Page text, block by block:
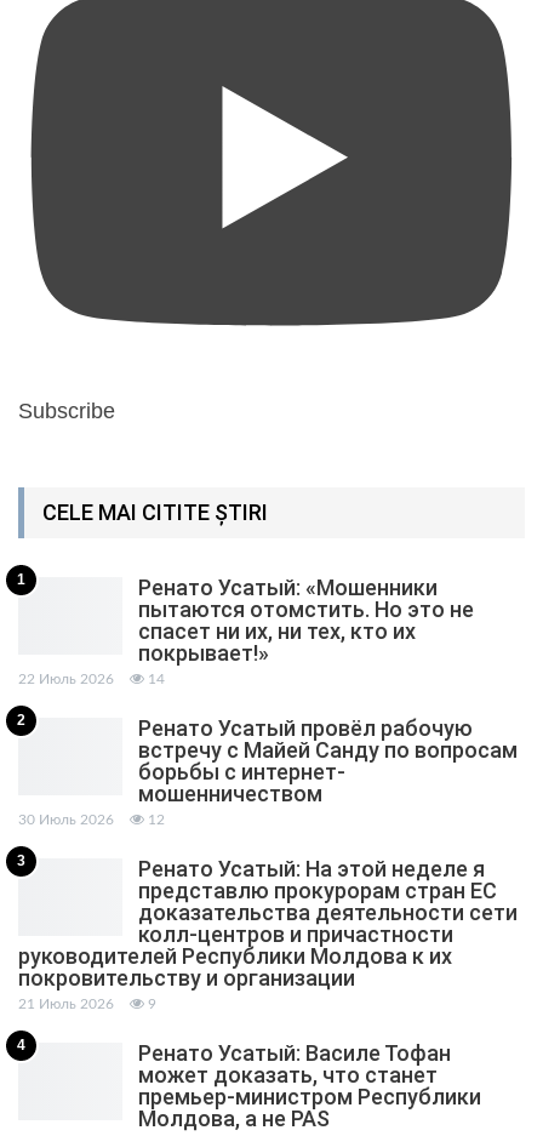
Subscribe
CELE MAI CITITE ȘTIRI
1
Ренато Усатый: «Мошенники
пытаются отомстить. Но это не
спасет ни их, ни тех, кто их
покрывает!»
22 Июль 2026 14
2
Ренато Усатый провёл рабочую
встречу с Майей Санду по вопросам
борьбы с интернет-
мошенничеством
30 Июль 2026 12
3
Ренато Усатый: На этой неделе я
представлю прокурорам стран ЕС
доказательства деятельности сети
колл-центров и причастности
руководителей Республики Молдова к их
покровительству и организации
21 Июль 2026 9
4
Ренато Усатый: Василе Тофан
может доказать, что станет
премьер-министром Республики
Молдова, а не PAS